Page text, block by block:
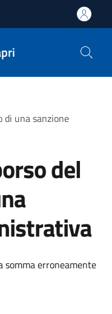
di una sanzione
del
somma erroneamente